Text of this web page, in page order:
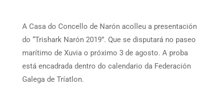
A Casa do Concello de Narón acolleu a presentación
do “Trishark Narón 2019”. Que se disputará no paseo
marítimo de Xuvia o próximo 3 de agosto. A proba
está encadrada dentro do calendario da Federación
Galega de Tríatlon.